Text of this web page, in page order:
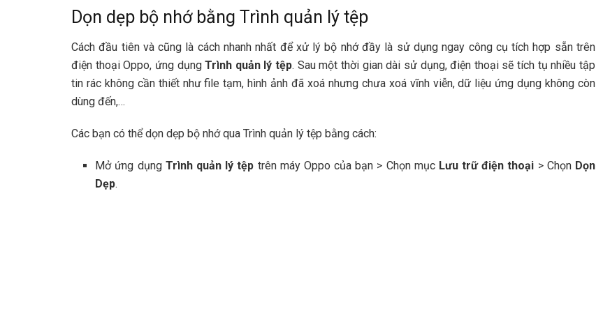
Dọn dẹp bộ nhớ bằng Trình quản lý tệp
Cách đầu tiên và cũng là cách nhanh nhất để xử lý bộ nhớ đầy là sử dụng ngay công cụ tích hợp sẵn trên
điện thoại Oppo, ứng dụngTrình quản lý tệp. Sau một thời gian dài sử dụng, điện thoại sẽ tích tụ nhiều tập
tin rác không cần thiết như file tạm, hình ảnh đã xoá nhưng chưa xoá vĩnh viễn, dữ liệu ứng dụng không còn
dùng đến,…
Các bạn có thể dọn dẹp bộ nhớ qua Trình quản lý tệp bằng cách:
Mở ứng dụng Trình quản lý tệp trên máy Oppo của bạn > Chọn mục Lưu trữ điện thoại > Chọn Dọn
Dẹp.